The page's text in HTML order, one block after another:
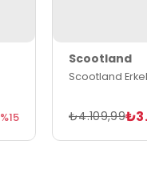
%15
Scootland
Scootland
₺4.109,99